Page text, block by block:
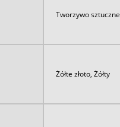
Tworzywo sztuczne
Żółte złoto, Żółty